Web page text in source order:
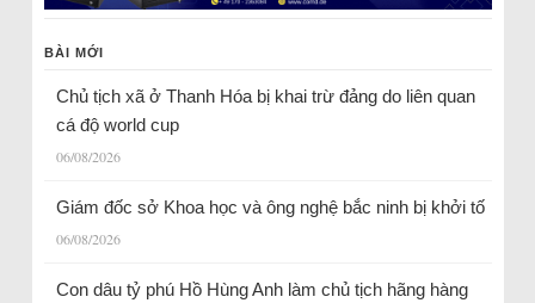
BÀI MỚI
Chủ tịch xã ở Thanh Hóa bị khai trừ đảng do liên quan
cá độ world cup
06/08/2026
Giám đốc sở Khoa học và ông nghệ bắc ninh bị khởi tố
06/08/2026
Con dâu tỷ phú Hồ Hùng Anh làm chủ tịch hãng hàng